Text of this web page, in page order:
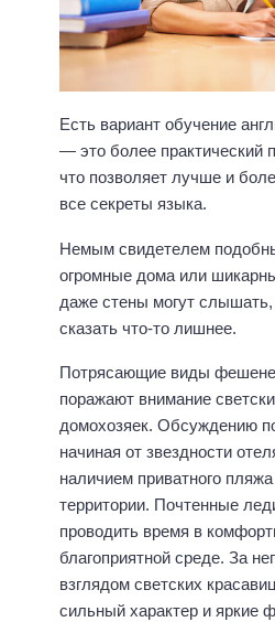
Есть вариант обучение
— это более практический
что позволяет лучше и
все секреты языка.
Немым свидетелем
огромные дома или
даже стены могут слышать,
сказать что-то лишнее.
Потрясающие виды
поражают внимание
домохозяек. Обсуждению
начиная от звездности
наличием приватного
территории. Почтенные
проводить время в
благоприятной среде. За
взглядом светских
сильный характер и яркие